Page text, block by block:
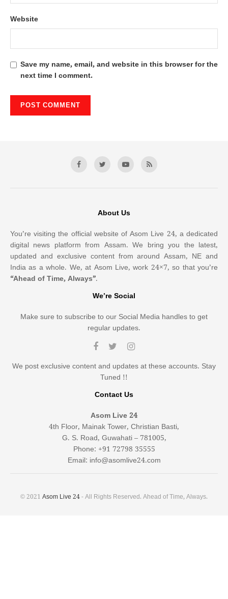
Website
Save my name, email, and website in this browser for the
next time I comment.
About Us
You’re visiting the official website of Asom Live 24, a dedicated
digital news platform from Assam. We bring you the latest,
updated and exclusive content from around Assam, NE and
India as a whole. We, at Asom Live, work 24×7, so that you’re
“Ahead of Time, Always”.
We’re Social
Make sure to subscribe to our Social Media handles to get
regular updates.
We post exclusive content and updates at these accounts. Stay
Tuned !!
Contact Us
Asom Live 24
4th Floor, Mainak Tower, Christian Basti,
G. S. Road, Guwahati – 781005,
Phone: +91 72798 35555
Email: info@asomlive24.com
© 2021 Asom Live 24- All Rights Reserved. Ahead of Time, Always.